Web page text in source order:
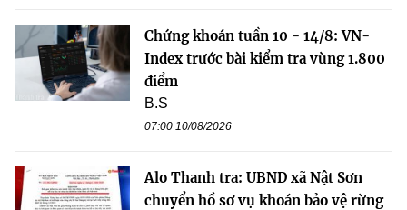
Chứng khoán tuần 10 - 14/8: VN-
Index trước bài kiểm tra vùng 1.800
điểm
B.S
07:00 10/08/2026
Alo Thanh tra: UBND xã Nật Sơn
chuyển hồ sơ vụ khoán bảo vệ rừng